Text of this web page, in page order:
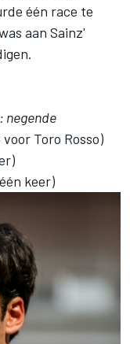
één race te
aan Sainz'
negende
Toro Rosso)
keer)